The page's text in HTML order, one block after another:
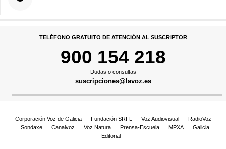
TELÉFONO GRATUITO DE ATENCIÓN AL SUSCRIPTOR
900 154 218
Dudas o consultas
suscripciones@lavoz.es
Corporación Voz de Galicia Fundación SRFL Voz Audiovisual
RadioVoz
Sondaxe
Canalvoz Voz Natura Prensa-Escuela MPXA
Galicia
Editorial